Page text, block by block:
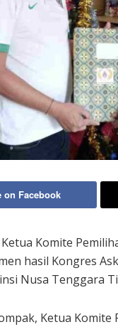
on Facebook
Ketua Komite
hasil Kongres
Nusa Tenggara
Ketua Komite